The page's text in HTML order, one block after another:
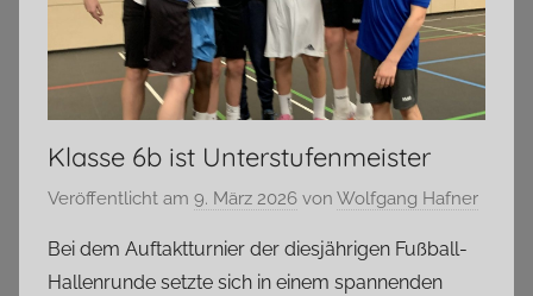
Klasse 6b ist Unterstufenmeister
Veröffentlicht am 9. März 2026 von Wolfgang Hafner
Bei dem Auftaktturnier der diesjährigen Fußball-
Hallenrunde setzte sich in einem spannenden